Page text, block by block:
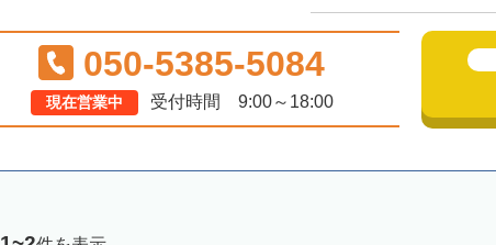
050-5385-5084
現在営業中 受付時間 9:00～18:00